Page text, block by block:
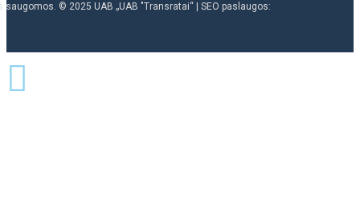
saugomos. © 2025 UAB „UAB "Transratai“ | SEO paslaugos: